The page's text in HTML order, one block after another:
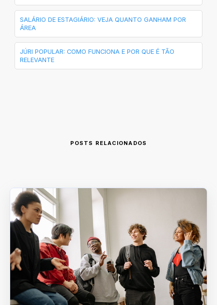
SALÁRIO DE ESTAGIÁRIO: VEJA QUANTO GANHAM POR
ÁREA
JÚRI POPULAR: COMO FUNCIONA E POR QUE É TÃO
RELEVANTE
POSTS RELACIONADOS